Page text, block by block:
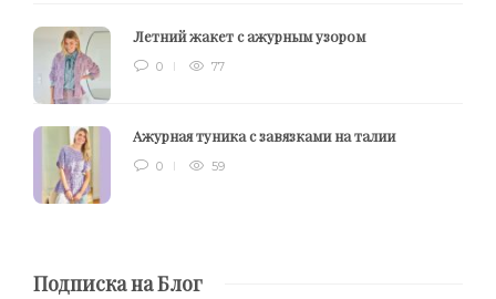
Летний жакет с ажурным узором
0 77
Ажурная туника с завязками на талии
0 59
Подписка на Блог